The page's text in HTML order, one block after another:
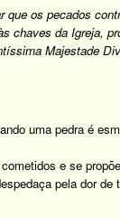
os pecados
da Igreja,
Majestade
uma pedra é
e se
pela dor de